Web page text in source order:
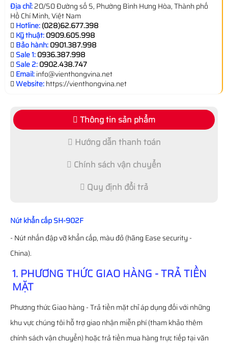
Địa chỉ:20/50 Đường số 5, Phường Bình Hưng Hòa, Thành phố
Hồ Chí Minh, Việt Nam
Hotline:(028)62.677.398
Kỹ thuật:0909.605.998
Bảo hành:0901.387.998
Sale 1:0936.387.998
Sale 2:0902.438.747
Email:info@vienthongvina.net
Website:https://vienthongvina.net
Thông tin sản phẩm
Hướng dẫn thanh toán
Chính sách vận chuyển
Quy định đổi trả
Nút khẩn cấp SH-902F
- Nút nhấn đập vỡ khẩn cấp, màu đỏ (hãng Ease security -
China).
1. PHƯƠNG THỨC GIAO HÀNG - TRẢ TIỀN
MẶT
Phương thức Giao hàng - Trả tiền mặt chỉ áp dụng đối với những
khu vực chúng tôi hỗ trợ giao nhận miễn phí (tham khảo thêm
chính sách vận chuyển) hoặc trả tiền mua hàng trực tiếp tại văn